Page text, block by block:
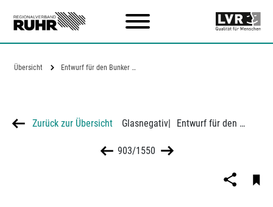
Übersicht Entwurf für den Bunker Nr. 6 in Hamm,…
Zurück zur Übersicht Glasnegativ| Entwurf für den Bunker Nr. 6 in Hamm, Widumstraße
903/1550